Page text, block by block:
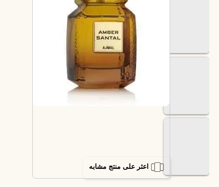
اعثر على منتج مشابه